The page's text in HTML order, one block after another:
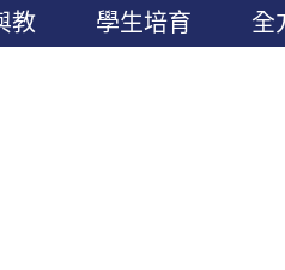
教 學生培育 全